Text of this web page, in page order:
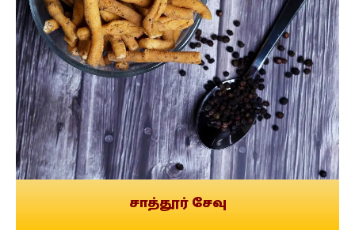
சாத்தூர் சேவு